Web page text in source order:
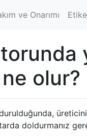
ve Onarımı
ne olur?
doldurmanız